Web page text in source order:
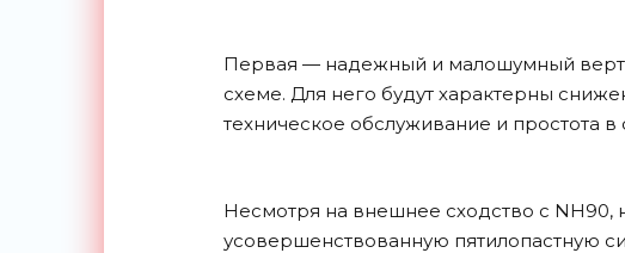
Первая — надежный и малошумный
схеме. Для него будут характерны
техническое обслуживание и простота
Несмотря на внешнее сходство с NH90,
усовершенствованную пятилопастную